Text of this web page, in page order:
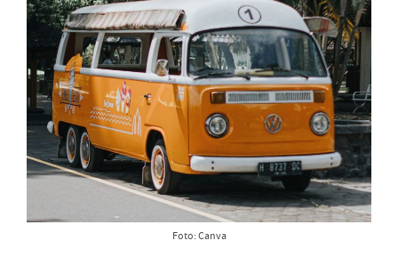
Foto: Canva